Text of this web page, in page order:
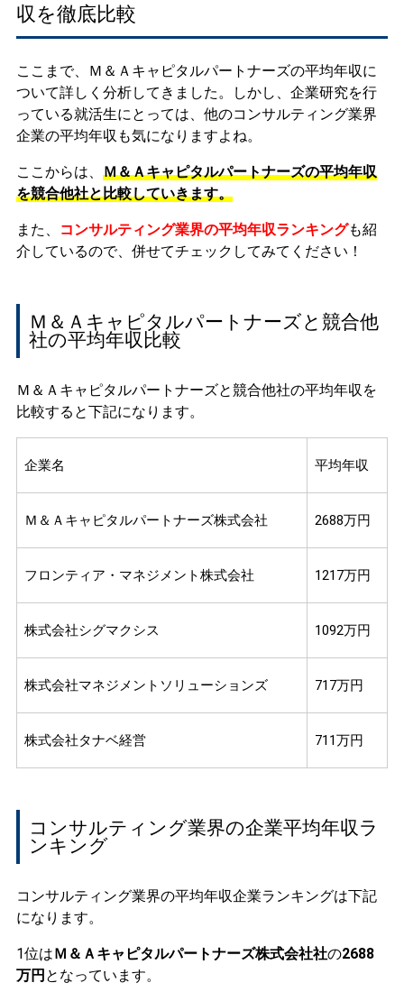
収を徹底比較
ここまで、Ｍ＆Ａキャピタルパートナーズの平均年収に
ついて詳しく分析してきました。しかし、企業研究を行
っている就活生にとっては、他のコンサルティング業界
企業の平均年収も気になりますよね。
ここからは、 Ｍ＆Ａキャピタルパートナーズの平均年収
を競合他社と比較していきます。
また、 コンサルティング業界の平均年収ランキングも紹
介しているので、併せてチェックしてみてください！
Ｍ＆Ａキャピタルパートナーズと競合他
社の平均年収比較
Ｍ＆Ａキャピタルパートナーズと競合他社の平均年収を
比較すると下記になります。
企業名 平均年収
Ｍ＆Ａキャピタルパートナーズ株式会社 2688万円
フロンティア・マネジメント株式会社 1217万円
株式会社シグマクシス 1092万円
株式会社マネジメントソリューションズ 717万円
株式会社タナベ経営 711万円
コンサルティング業界の企業平均年収ラ
ンキング
コンサルティング業界の平均年収企業ランキングは下記
になります。
1位はＭ＆Ａキャピタルパートナーズ株式会社社の2688
万円 となっています。